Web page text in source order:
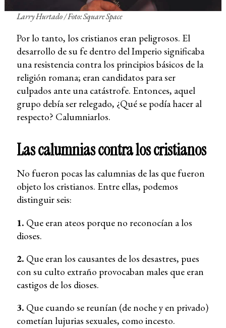
Larry Hurtado / Foto: Square Space
Por lo tanto, los cristianos eran peligrosos. El
desarrollo de su fe dentro del Imperio significaba
una resistencia contra los principios básicos de la
religión romana; eran candidatos para ser
culpados ante una catástrofe. Entonces, aquel
grupo debía ser relegado, ¿Qué se podía hacer al
respecto? Calumniarlos.
Las calumnias contra los cristianos
No fueron pocas las calumnias de las que fueron
objeto los cristianos. Entre ellas, podemos
distinguir seis:
1. Que eran ateos porque no reconocían a los
dioses.
2. Que eran los causantes de los desastres, pues
con su culto extraño provocaban males que eran
castigos de los dioses.
3. Que cuando se reunían (de noche y en privado)
cometían lujurias sexuales, como incesto.